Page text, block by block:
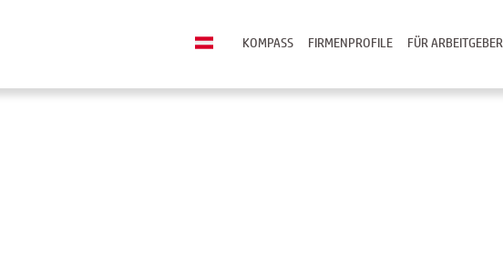
FÜR ARBEITGEBER
FIRMENPROFILE
KOMPASS